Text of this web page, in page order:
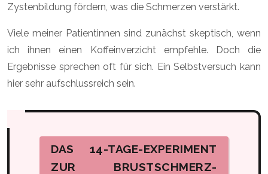
Zystenbildung fördern, was die Schmerzen verstärkt.
Viele meiner Patientinnen sind zunächst skeptisch, wenn
ich ihnen einen Koffeinverzicht empfehle. Doch die
Ergebnisse sprechen oft für sich. Ein Selbstversuch kann
hier sehr aufschlussreich sein.
DAS 14-TAGE-EXPERIMENT
ZUR BRUSTSCHMERZ-